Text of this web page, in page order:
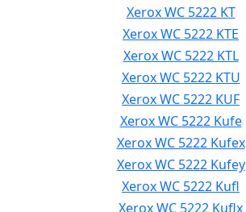
Xerox WC 5222 KT
Xerox WC 5222 KTE
Xerox WC 5222 KTL
Xerox WC 5222 KTU
Xerox WC 5222 KUF
Xerox WC 5222 Kufe
Xerox WC 5222 Kufex
Xerox WC 5222 Kufey
Xerox WC 5222 Kufl
Xerox WC 5222 Kuflx